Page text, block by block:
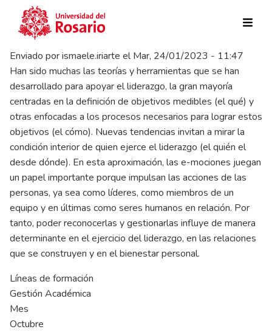
Pasar al contenido principal
Enviado porismaele.iriarte elMar, 24/01/2023 - 11:47
Han sido muchas las teorías y herramientas que se han
desarrollado para apoyar el liderazgo, la gran mayoría
centradas en la definición de objetivos medibles (el qué) y
otras enfocadas a los procesos necesarios para lograr estos
objetivos (el cómo). Nuevas tendencias invitan a mirar la
condición interior de quien ejerce el liderazgo (el quién el
desde dónde). En esta aproximación, las e-mociones juegan
un papel importante porque impulsan las acciones de las
personas, ya sea como líderes, como miembros de un
equipo y en últimas como seres humanos en relación. Por
tanto, poder reconocerlas y gestionarlas influye de manera
determinante en el ejercicio del liderazgo, en las relaciones
que se construyen y en el bienestar personal.
Líneas de formación
Gestión Académica
Mes
Octubre